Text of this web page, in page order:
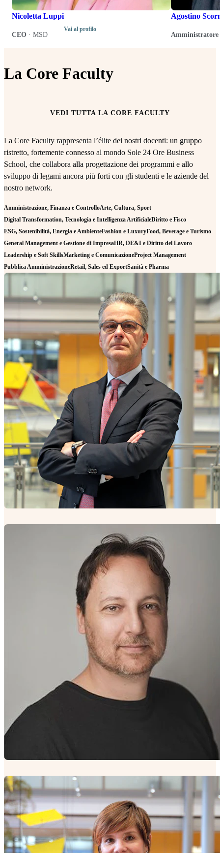
Nicoletta Luppi
CEO · MSD
Vai al profilo
Agostino
Amministratore
La Core Faculty
VEDI TUTTA LA CORE FACULTY
La Core Faculty rappresenta l’élite dei nostri docenti: un gruppo
ristretto, fortemente connesso al mondo Sole 24 Ore Business
School, che collabora alla progettazione dei programmi e allo
sviluppo di legami ancora più forti con gli studenti e le aziende del
nostro network.
Amministrazione, Finanza e ControlloArte, Cultura, Sport
Digital Transformation, Tecnologia e Intelligenza ArtificialeDiritto e Fisco
ESG, Sostenibilità, Energia e AmbienteFashion e LuxuryFood, Beverage e Turismo
General Management e Gestione di ImpresaHR, DE&I e Diritto del Lavoro
Leadership e Soft SkillsMarketing e ComunicazioneProject Management
Pubblica AmministrazioneRetail, Sales ed ExportSanità e Pharma